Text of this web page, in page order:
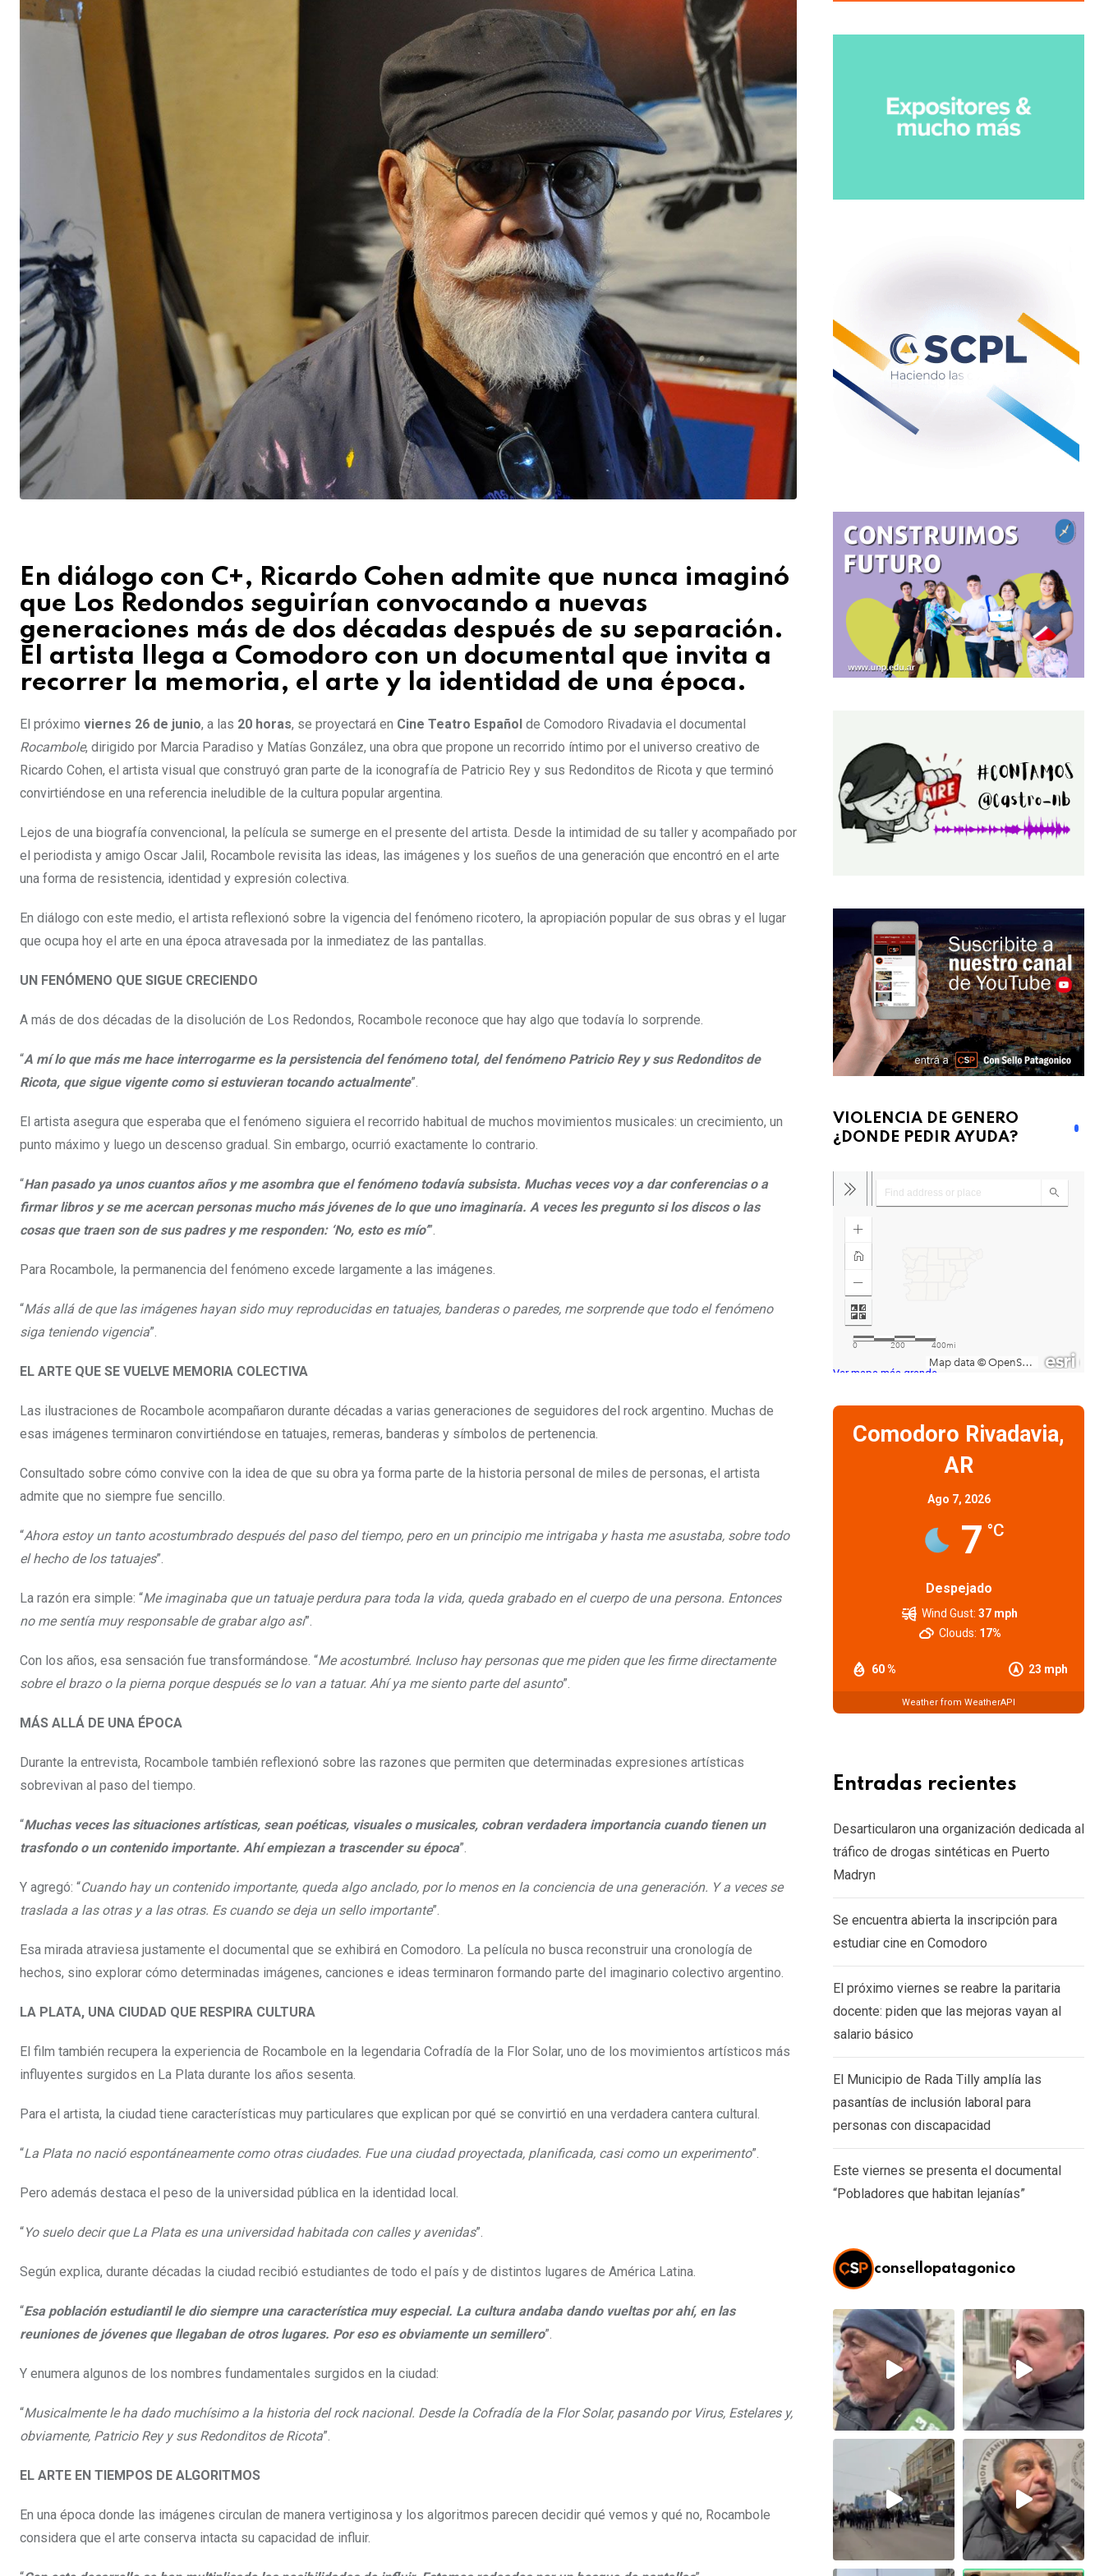
En diálogo con C+, Ricardo Cohen admite que nunca imaginó
que Los Redondos seguirían convocando a nuevas
generaciones más de dos décadas después de su separación.
El artista llega a Comodoro con un documental que invita a
recorrer la memoria, el arte y la identidad de una época.
El próximo viernes 26 de junio, a las 20 horas, se proyectará en Cine Teatro Español de Comodoro Rivadavia el documental
Rocambole, dirigido por Marcia Paradiso y Matías González, una obra que propone un recorrido íntimo por el universo creativo de
Ricardo Cohen, el artista visual que construyó gran parte de la iconografía de Patricio Rey y sus Redonditos de Ricota y que terminó
convirtiéndose en una referencia ineludible de la cultura popular argentina.
Lejos de una biografía convencional, la película se sumerge en el presente del artista. Desde la intimidad de su taller y acompañado por
el periodista y amigo Oscar Jalil, Rocambole revisita las ideas, las imágenes y los sueños de una generación que encontró en el arte
una forma de resistencia, identidad y expresión colectiva.
En diálogo con este medio, el artista reflexionó sobre la vigencia del fenómeno ricotero, la apropiación popular de sus obras y el lugar
que ocupa hoy el arte en una época atravesada por la inmediatez de las pantallas.
UN FENÓMENO QUE SIGUE CRECIENDO
A más de dos décadas de la disolución de Los Redondos, Rocambole reconoce que hay algo que todavía lo sorprende.
“A mí lo que más me hace interrogarme es la persistencia del fenómeno total, del fenómeno Patricio Rey y sus Redonditos de
Ricota, que sigue vigente como si estuvieran tocando actualmente”.
El artista asegura que esperaba que el fenómeno siguiera el recorrido habitual de muchos movimientos musicales: un crecimiento, un
punto máximo y luego un descenso gradual. Sin embargo, ocurrió exactamente lo contrario.
“Han pasado ya unos cuantos años y me asombra que el fenómeno todavía subsista. Muchas veces voy a dar conferencias o a
firmar libros y se me acercan personas mucho más jóvenes de lo que uno imaginaría. A veces les pregunto si los discos o las
cosas que traen son de sus padres y me responden: ‘No, esto es mío’”.
Para Rocambole, la permanencia del fenómeno excede largamente a las imágenes.
“Más allá de que las imágenes hayan sido muy reproducidas en tatuajes, banderas o paredes, me sorprende que todo el fenómeno
siga teniendo vigencia”.
EL ARTE QUE SE VUELVE MEMORIA COLECTIVA
Las ilustraciones de Rocambole acompañaron durante décadas a varias generaciones de seguidores del rock argentino. Muchas de
esas imágenes terminaron convirtiéndose en tatuajes, remeras, banderas y símbolos de pertenencia.
Consultado sobre cómo convive con la idea de que su obra ya forma parte de la historia personal de miles de personas, el artista
admite que no siempre fue sencillo.
“Ahora estoy un tanto acostumbrado después del paso del tiempo, pero en un principio me intrigaba y hasta me asustaba, sobre todo
el hecho de los tatuajes”.
La razón era simple: “Me imaginaba que un tatuaje perdura para toda la vida, queda grabado en el cuerpo de una persona. Entonces
no me sentía muy responsable de grabar algo así”.
Con los años, esa sensación fue transformándose. “Me acostumbré. Incluso hay personas que me piden que les firme directamente
sobre el brazo o la pierna porque después se lo van a tatuar. Ahí ya me siento parte del asunto”.
MÁS ALLÁ DE UNA ÉPOCA
Durante la entrevista, Rocambole también reflexionó sobre las razones que permiten que determinadas expresiones artísticas
sobrevivan al paso del tiempo.
“Muchas veces las situaciones artísticas, sean poéticas, visuales o musicales, cobran verdadera importancia cuando tienen un
trasfondo o un contenido importante. Ahí empiezan a trascender su época”.
Y agregó: “Cuando hay un contenido importante, queda algo anclado, por lo menos en la conciencia de una generación. Y a veces se
traslada a las otras y a las otras. Es cuando se deja un sello importante”.
Esa mirada atraviesa justamente el documental que se exhibirá en Comodoro. La película no busca reconstruir una cronología de
hechos, sino explorar cómo determinadas imágenes, canciones e ideas terminaron formando parte del imaginario colectivo argentino.
LA PLATA, UNA CIUDAD QUE RESPIRA CULTURA
El film también recupera la experiencia de Rocambole en la legendaria Cofradía de la Flor Solar, uno de los movimientos artísticos más
influyentes surgidos en La Plata durante los años sesenta.
Para el artista, la ciudad tiene características muy particulares que explican por qué se convirtió en una verdadera cantera cultural.
“La Plata no nació espontáneamente como otras ciudades. Fue una ciudad proyectada, planificada, casi como un experimento”.
Pero además destaca el peso de la universidad pública en la identidad local.
“Yo suelo decir que La Plata es una universidad habitada con calles y avenidas”.
Según explica, durante décadas la ciudad recibió estudiantes de todo el país y de distintos lugares de América Latina.
“Esa población estudiantil le dio siempre una característica muy especial. La cultura andaba dando vueltas por ahí, en las
reuniones de jóvenes que llegaban de otros lugares. Por eso es obviamente un semillero”.
Y enumera algunos de los nombres fundamentales surgidos en la ciudad:
“Musicalmente le ha dado muchísimo a la historia del rock nacional. Desde la Cofradía de la Flor Solar, pasando por Virus, Estelares y,
obviamente, Patricio Rey y sus Redonditos de Ricota”.
EL ARTE EN TIEMPOS DE ALGORITMOS
En una época donde las imágenes circulan de manera vertiginosa y los algoritmos parecen decidir qué vemos y qué no, Rocambole
considera que el arte conserva intacta su capacidad de influir.
VIOLENCIA DE GENERO
¿DONDE PEDIR AYUDA?
Ver mapa más grande
Comodoro Rivadavia,
AR
Ago 7, 2026
7 °C
Despejado
60 % 23 mph
Wind Gust: 37 mph
Clouds: 17%
Weather from WeatherAPI
Entradas recientes
Desarticularon una organización dedicada al
tráfico de drogas sintéticas en Puerto
Madryn
Se encuentra abierta la inscripción para
estudiar cine en Comodoro
El próximo viernes se reabre la paritaria
docente: piden que las mejoras vayan al
salario básico
El Municipio de Rada Tilly amplía las
pasantías de inclusión laboral para
personas con discapacidad
Este viernes se presenta el documental
“Pobladores que habitan lejanías”
consellopatagonico